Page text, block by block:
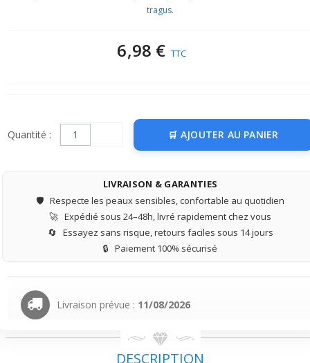
tragus.
6,98 € TTC
Quantité : AJOUTER AU PANIER
LIVRAISON & GARANTIES
🛡️ Respecte les peaux sensibles, confortable au quotidien
🚀 Expédié sous 24–48h, livré rapidement chez vous
🔄 Essayez sans risque, retours faciles sous 14 jours
🔒 Paiement 100% sécurisé
Livraison prévue : 11/08/2026
DESCRIPTION